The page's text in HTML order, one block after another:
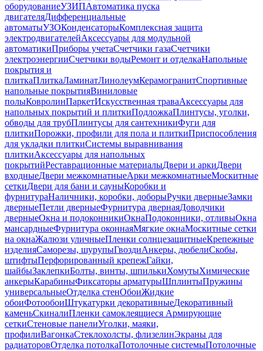
оборудованиеУЗИПАвтоматика пуска
двигателяДифференциальные
автоматыУЗОКонденсаторыКомплексная защита
электродвигателейАксессуары для модульной
автоматикиПриборы учетаСчетчики газаСчетчики
электроэнергииСчетчики водыРемонт и отделкаНапольные
покрытия и
плиткаПлиткаЛаминатЛинолеумКерамогранитСпортивные
напольные покрытияВиниловые
полыКовролинПаркетИскусственная траваАксессуары для
напольных покрытий и плиткиПодложкаПлинтусы, уголки,
обводы для трубПлинтусы для сантехникиФуги для
плиткиПорожки, профили для пола и плиткиПриспособления
для укладки плиткиСистемы выравнивания
плиткиАксессуары для напольных
покрытийРеставрационные материалыДвери и аркиДвери
входныеДвери межкомнатныеАрки межкомнатныеМоскитные
сеткиДвери для бани и сауныКоробки и
фурнитураНаличники, коробки, доборыРучки дверныеЗамки
дверныеПетли дверныеФурнитура двернаяДоводчики
дверныеОкна и подоконникиОкнаПодоконники, отливыОкна
мансардныеФурнитура оконнаяМягкие окнаМоскитные сетки
на окнаЖалюзи уличныеПленки солнцезащитныеКрепежные
изделияСаморезы, шурупыГвоздиАнкеры, дюбелиСкобы,
штифтыПерфорированный крепежГайки,
шайбыЗаклепкиБолты, винты, шпилькиХомутыХимические
анкерыКарабиныФиксаторы арматурыШплинтыПружины
универсальныеОтделка стенОбоиЖидкие
обоиФотообоиШтукатурки декоративныеДекоративный
каменьСкиналиПленки самоклеящиеся Армирующие
сеткиСтеновые панелиУголки, маяки,
профилиВагонкаСтеклохолсты, флизелинЭкраны для
радиаторовОтделка потолкаПотолочные системыПотолочные